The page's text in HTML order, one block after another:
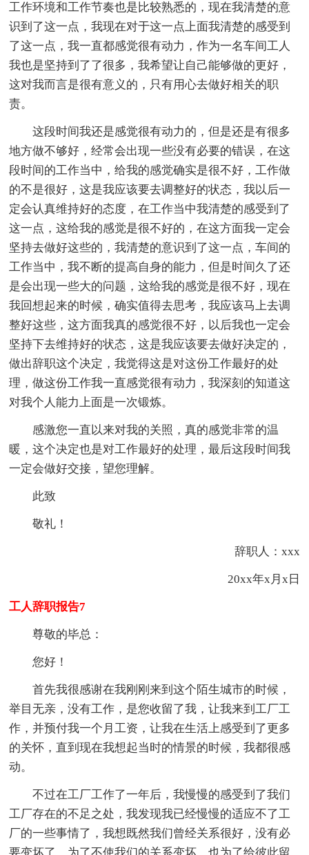
工作环境和工作节奏也是比较熟悉的，现在我清楚的意
识到了这一点，我现在对于这一点上面我清楚的感受到
了这一点，我一直都感觉很有动力，作为一名车间工人
我也是坚持到了了很多，我希望让自己能够做的更好，
这对我而言是很有意义的，只有用心去做好相关的职
责。
这段时间我还是感觉很有动力的，但是还是有很多
地方做不够好，经常会出现一些没有必要的错误，在这
段时间的工作当中，给我的感觉确实是很不好，工作做
的不是很好，这是我应该要去调整好的状态，我以后一
定会认真维持好的态度，在工作当中我清楚的感受到了
这一点，这给我的感觉是很不好的，在这方面我一定会
坚持去做好这些的，我清楚的意识到了这一点，车间的
工作当中，我不断的提高自身的能力，但是时间久了还
是会出现一些大的问题，这给我的感觉是很不好，现在
我回想起来的时候，确实值得去思考，我应该马上去调
整好这些，这方面我真的感觉很不好，以后我也一定会
坚持下去维持好的状态，这是我应该要去做好决定的，
做出辞职这个决定，我觉得这是对这份工作最好的处
理，做这份工作我一直感觉很有动力，我深刻的知道这
对我个人能力上面是一次锻炼。
感激您一直以来对我的关照，真的感觉非常的温
暖，这个决定也是对工作最好的处理，最后这段时间我
一定会做好交接，望您理解。
此致
敬礼！
辞职人：xxx
20xx年x月x日
工人辞职报告7
尊敬的毕总：
您好！
首先我很感谢在我刚刚来到这个陌生城市的时候，
举目无亲，没有工作，是您收留了我，让我来到工厂工
作，并预付我一个月工资，让我在生活上感受到了更多
的关怀，直到现在我想起当时的情景的时候，我都很感
动。
不过在工厂工作了一年后，我慢慢的感受到了我们
工厂存在的不足之处，我发现我已经慢慢的适应不了工
厂的一些事情了，我想既然我们曾经关系很好，没有必